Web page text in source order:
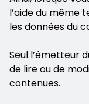
l’aide du même
les données du
Seul l’émetteur
de lire ou de
contenues.